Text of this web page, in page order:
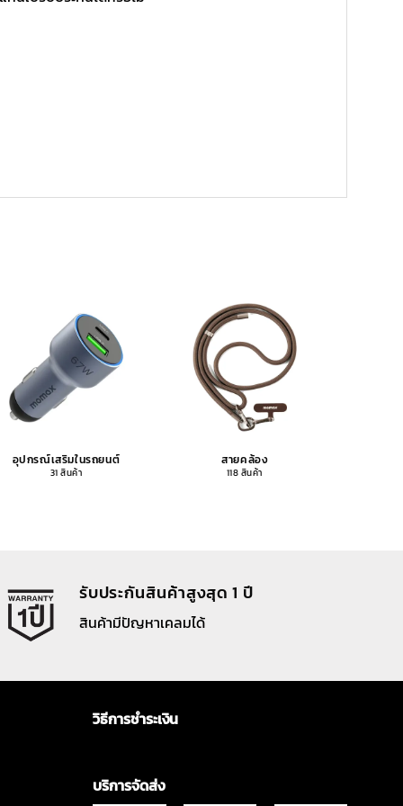
อุปกรณ์เสริมในรถยนต์
31 สินค้า
สายคล้อง
118 สินค้า
รับประกันสินค้าสูงสุด 1 ปี
สินค้ามีปัญหาเคลมได้
วิธีการชำระเงิน
บริการจัดส่ง